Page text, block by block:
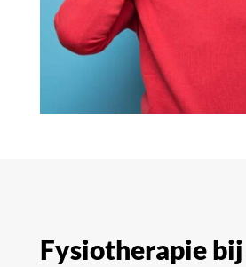
Fysiotherapie bij